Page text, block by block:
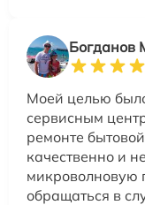
Богданов
Моей целью
сервисным
ремонте
качественно и
микроволновую
обращаться в